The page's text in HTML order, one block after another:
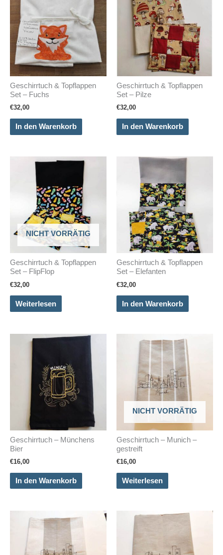
Geschirrtuch & Topflappen
Set – Fuchs
€32,00
In den Warenkorb
Geschirrtuch & Topflappen
Set – Pilze
€32,00
In den Warenkorb
NICHT VORRÄTIG
Geschirrtuch & Topflappen
Set – FlipFlop
€32,00
Weiterlesen
Geschirrtuch & Topflappen
Set – Elefanten
€32,00
In den Warenkorb
Geschirrtuch – Münchens
Bier
€16,00
In den Warenkorb
NICHT VORRÄTIG
Geschirrtuch – Munich –
gestreift
€16,00
Weiterlesen